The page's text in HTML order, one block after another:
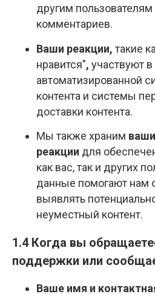
другим
комментариев.
Ваши реакции,такие
нравится", участвуют
автоматизированной
контента и системы
доставки контента.
Мы также храним
реакции для
как вас, так и других
данные помогают нам
выявлять
неуместный контент.
1.4 Когда вы
поддержки или
Ваше имя и